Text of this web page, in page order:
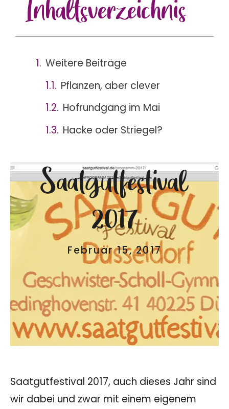
Saatgutfestival
2017
Februar 15, 2017
Inhaltsverzeichnis
Weitere Beiträge
Pflanzen, aber clever
Hofrundgang im Mai
Hacke oder Striegel?
Saatgutfestival 2017, auch dieses Jahr sind
wir dabei und zwar mit einem eigenem